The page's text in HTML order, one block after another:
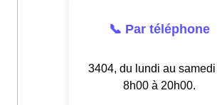
📞 Par téléphone
3404, du lundi au
8h00 à 20h00.